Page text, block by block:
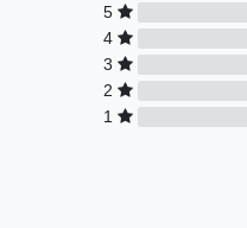
5
4
3
2
1